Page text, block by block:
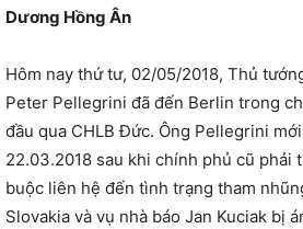
Dương Hồng Ân
Hôm nay thứ tư, 02/05/2018, Thủ
Peter Pellegrini đã đến Berlin trong
đầu qua CHLB Đức. Ông Pellegrini
22.03.2018 sau khi chính phủ cũ phải
buộc liên hệ đến tình trạng tham
Slovakia và vụ nhà báo Jan Kuciak bị